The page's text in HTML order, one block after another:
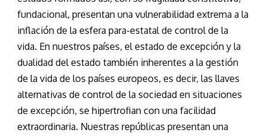
fundacional, presentan una vulnerabilidad extrema a la
inflación de la esfera para-estatal de control de la
vida. En nuestros países, el estado de excepción y la
dualidad del estado también inherentes a la gestión
de la vida de los países europeos, es decir, las llaves
alternativas de control de la sociedad en situaciones
de excepción, se hipertrofian con una facilidad
extraordinaria. Nuestras repúblicas presentan una